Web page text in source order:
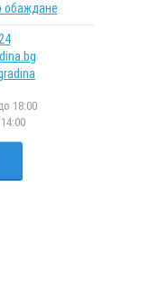
обаждане
18:00